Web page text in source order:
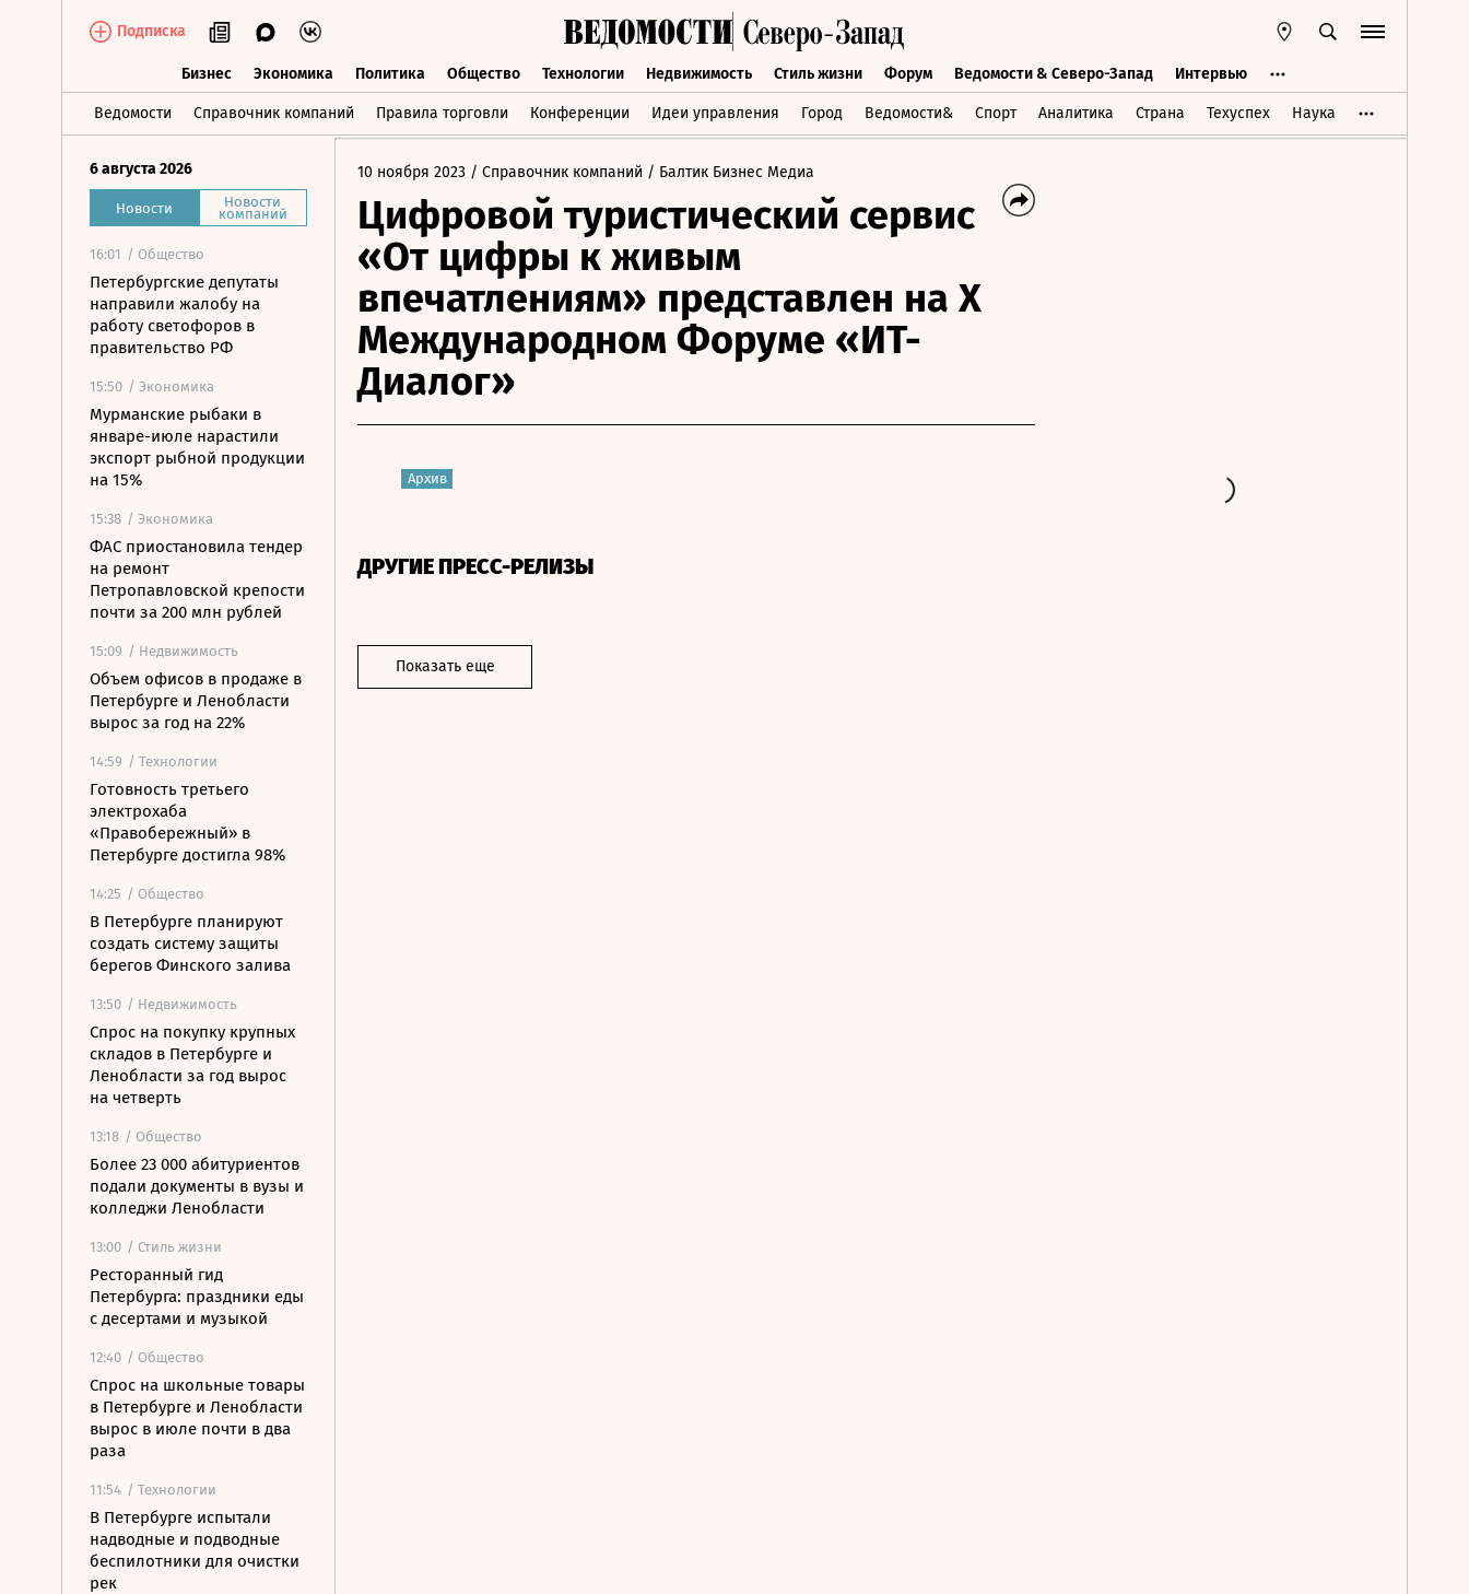
Подписка
Бизнес Экономика Политика Общество Технологии Недвижимость Стиль жизни Форум Ведомости & Северо-Запад Интервью
Ведомости Справочник компаний Правила торговли Конференции Идеи управления Город Ведомости& Спорт Аналитика Страна Техуспех Наука
Бизнес Экономика Политика Общество Технологии Недвижимость Стиль жизни Форум Ведомости & Северо-Запад Интервью
6 августа 2026
Новости Новости
компаний
16:01 / Общество
Петербургские депутаты
направили жалобу на
работу светофоров в
правительство РФ
15:50 / Экономика
Мурманские рыбаки в
январе-июле нарастили
экспорт рыбной продукции
на 15%
15:38 / Экономика
ФАС приостановила тендер
на ремонт
Петропавловской крепости
почти за 200 млн рублей
15:09 / Недвижимость
Объем офисов в продаже в
Петербурге и Ленобласти
вырос за год на 22%
14:59 / Технологии
Готовность третьего
электрохаба
«Правобережный» в
Петербурге достигла 98%
14:25 / Общество
В Петербурге планируют
создать систему защиты
берегов Финского залива
13:50 / Недвижимость
Спрос на покупку крупных
складов в Петербурге и
Ленобласти за год вырос
на четверть
13:18 / Общество
Более 23 000 абитуриентов
подали документы в вузы и
колледжи Ленобласти
13:00 / Стиль жизни
Ресторанный гид
Петербурга: праздники еды
с десертами и музыкой
12:40 / Общество
Спрос на школьные товары
в Петербурге и Ленобласти
вырос в июле почти в два
раза
11:54 / Технологии
В Петербурге испытали
надводные и подводные
беспилотники для очистки
рек
10 ноября 2023 / Справочник компаний / Балтик Бизнес Медиа
Цифровой туристический сервис
«От цифры к живым
впечатлениям» представлен на X
Международном Форуме «ИТ-
Диалог»
Архив
ДРУГИЕ ПРЕСС-РЕЛИЗЫ
Показать еще